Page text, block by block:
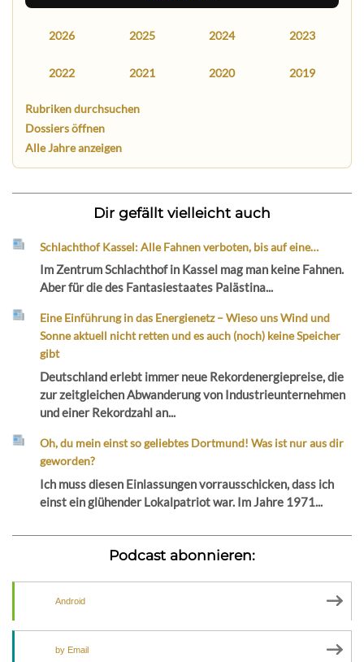
2026 2025 2024 2023
2022 2021 2020 2019
Rubriken durchsuchen
Dossiers öffnen
Alle Jahre anzeigen
Dir gefällt vielleicht auch
Schlachthof Kassel: Alle Fahnen verboten, bis auf eine…
Im Zentrum Schlachthof in Kassel mag man keine Fahnen.
Aber für die des Fantasiestaates Palästina...
Eine Einführung in das Energienetz – Wieso uns Wind und
Sonne aktuell nicht retten und es auch (noch) keine Speicher
gibt
Deutschland erlebt immer neue Rekordenergiepreise, die
zur zeitgleichen Abwanderung von Industrieunternehmen
und einer Rekordzahl an...
Oh, du mein einst so geliebtes Dortmund! Was ist nur aus dir
geworden?
Ich muss diesen Einlassungen vorrausschicken, dass ich
einst ein glühender Lokalpatriot war. Im Jahre 1971...
Podcast abonnieren:
Android
by Email